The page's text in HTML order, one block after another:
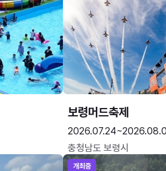
보령머드축제
충청남도 보령시
개최중